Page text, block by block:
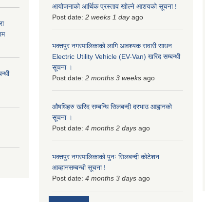
आयोजनाको आर्थिक प्रस्ताव खोल्ने आशयको सूचना !
Post date: 2 weeks 1 dayago
भक्तपुर नगरपालिकाकाे लागि आवश्यक सवारी साधन
Electric Utility Vehicle (EV-Van) खरिद सम्बन्धी
सूचना ।
Post date: 2 months 3 weeks ago
औषधिहरु खरिद सम्बन्धि सिलबन्दी दरभाउ आह्वानको
सूचना ।
Post date: 4 months 2 days ago
भक्तपुर नगरपालिकाको पुनः सिलबन्दी कोटेशन
आव्हानसम्बन्धी सूचना !
Post date: 4 months 3 days ago